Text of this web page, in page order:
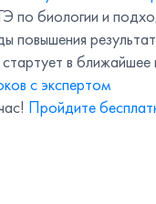
биологии и
повышения
в
с экспертом
Пройдите